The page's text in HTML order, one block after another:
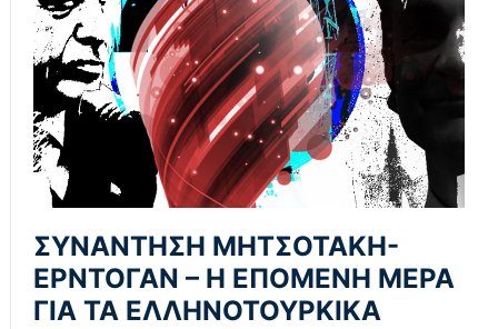
ΣΥΝΑΝΤΗΣΗ ΜΗΤΣΟΤΑΚΗ-
ΕΡΝΤΟΓΑΝ – Η ΕΠΟΜΕΝΗ ΜΕΡΑ
ΓΙΑ ΤΑ ΕΛΛΗΝΟΤΟΥΡΚΙΚΑ